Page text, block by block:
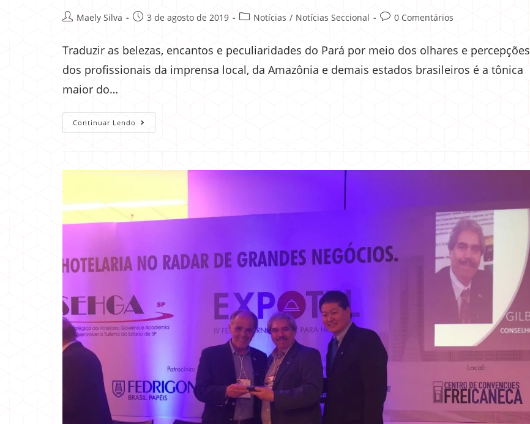
Maely Silva 3 de agosto de 2019 Notícias / Notícias Seccional 0 Comentários
Traduzir as belezas, encantos e peculiaridades do Pará por meio dos olhares e percepções
dos profissionais da imprensa local, da Amazônia e demais estados brasileiros é a tônica
maior do…
Continuar Lendo